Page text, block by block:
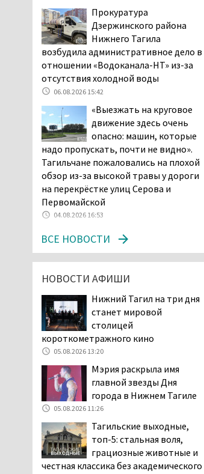
столицей
короткометражного кино
05.08.2026 13:20
Мэрия раскрыла имя
главной звезды Дня
города в Нижнем Тагиле
В Нижнем Тагиле
разыскивают 45-летнего
Виталия Говорухина
Во втором квартале
текущего года
мошенники украли у
клиентов российских банков 7,4 млрд
05.08.2026 10:58
Жителей центра Нижнего
Тагила напугала система
заложенной бомбе
04.08.2026 17:57
«Выезжать на круговое
движение здесь очень
опасно: машин, которые
надо пропускать, почти не видно».
Тагильчане пожаловались на плохой
обзор из-за высокой травы у дороги
на перекрёстке улиц Серова и
Первомайской
04.08.2026 16:53
Отлавливать собак в
Нижнем Тагиле будут
Прокуратура
Дзержинского района
Нижнего Тагила
возбудила административное дело в
отношении «Водоканала-НТ» из-за
отсутствия холодной воды
06.08.2026 15:42
«Выезжать на круговое
движение здесь очень
опасно: машин, которые
надо пропускать, почти не видно».
Тагильчане пожаловались на плохой
обзор из-за высокой травы у дороги
на перекрёстке улиц Серова и
Первомайской
04.08.2026 16:53
ВСЕ НОВОСТИ
НОВОСТИ АФИШИ
Нижний Тагил на три дня
станет мировой
столицей
короткометражного кино
05.08.2026 13:20
Мэрия раскрыла имя
главной звезды Дня
города в Нижнем Тагиле
05.08.2026 11:26
Тагильские выходные,
топ-5: стальная воля,
грациозные животные и
честная классика без академического